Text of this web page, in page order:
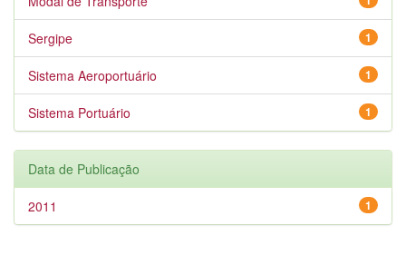
1
Sergipe
1
Sistema Aeroportuário
1
Sistema Portuário
Data de Publicação
1
2011